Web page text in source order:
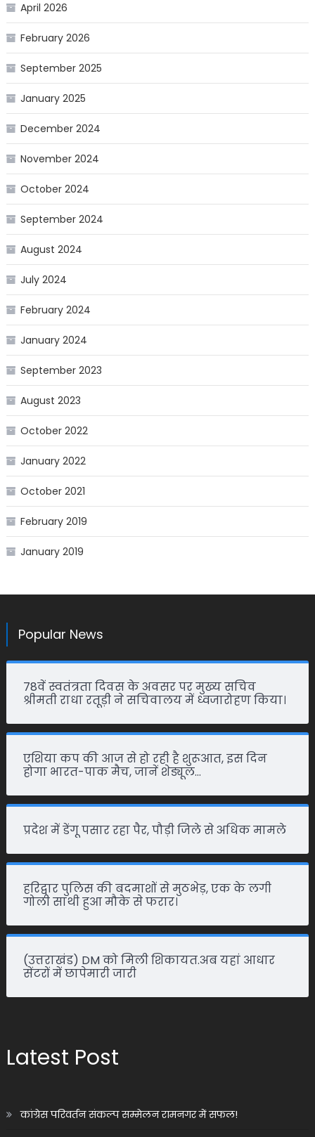
April 2026
February 2026
September 2025
January 2025
December 2024
November 2024
October 2024
September 2024
August 2024
July 2024
February 2024
January 2024
September 2023
August 2023
October 2022
January 2022
October 2021
February 2019
January 2019
Popular News
78वें स्वतंत्रता दिवस के अवसर पर मुख्य सचिव
श्रीमती राधा रतूड़ी ने सचिवालय में ध्वजारोहण किया।
एशिया कप की आज से हो रही है शुरूआत, इस दिन
होगा भारत-पाक मैच, जानें शेड्यूल…
प्रदेश में डेंगू पसार रहा पैर, पौड़ी जिले से अधिक मामले
हरिद्वार पुलिस की बदमाशों से मुठभेड़, एक के लगी
गोली साथी हुआ मौके से फरार।
(उत्तराखंड) DM को मिली शिकायत.अब यहां आधार
सेंटरों में छापेमारी जारी
Latest Post
कांग्रेस परिवर्तन संकल्प सम्मेलन रामनगर में सफल!